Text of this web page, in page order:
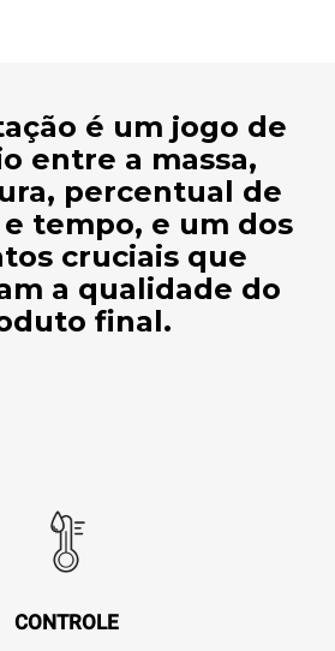
é um jogo de
entre a massa,
percentual de
tempo, e um dos
cruciais que
a qualidade do
final.
CONTROLE